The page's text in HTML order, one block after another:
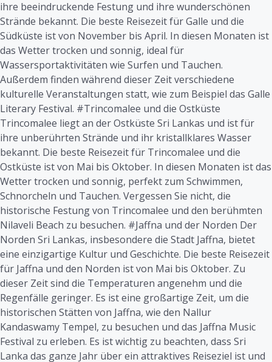
ihre beeindruckende Festung und ihre wunderschönen
Strände bekannt. Die beste Reisezeit für Galle und die
Südküste ist von November bis April. In diesen Monaten ist
das Wetter trocken und sonnig, ideal für
Wassersportaktivitäten wie Surfen und Tauchen.
Außerdem finden während dieser Zeit verschiedene
kulturelle Veranstaltungen statt, wie zum Beispiel das Galle
Literary Festival. #Trincomalee und die Ostküste
Trincomalee liegt an der Ostküste Sri Lankas und ist für
ihre unberührten Strände und ihr kristallklares Wasser
bekannt. Die beste Reisezeit für Trincomalee und die
Ostküste ist von Mai bis Oktober. In diesen Monaten ist das
Wetter trocken und sonnig, perfekt zum Schwimmen,
Schnorcheln und Tauchen. Vergessen Sie nicht, die
historische Festung von Trincomalee und den berühmten
Nilaveli Beach zu besuchen. #Jaffna und der Norden Der
Norden Sri Lankas, insbesondere die Stadt Jaffna, bietet
eine einzigartige Kultur und Geschichte. Die beste Reisezeit
für Jaffna und den Norden ist von Mai bis Oktober. Zu
dieser Zeit sind die Temperaturen angenehm und die
Regenfälle geringer. Es ist eine großartige Zeit, um die
historischen Stätten von Jaffna, wie den Nallur
Kandaswamy Tempel, zu besuchen und das Jaffna Music
Festival zu erleben. Es ist wichtig zu beachten, dass Sri
Lanka das ganze Jahr über ein attraktives Reiseziel ist und